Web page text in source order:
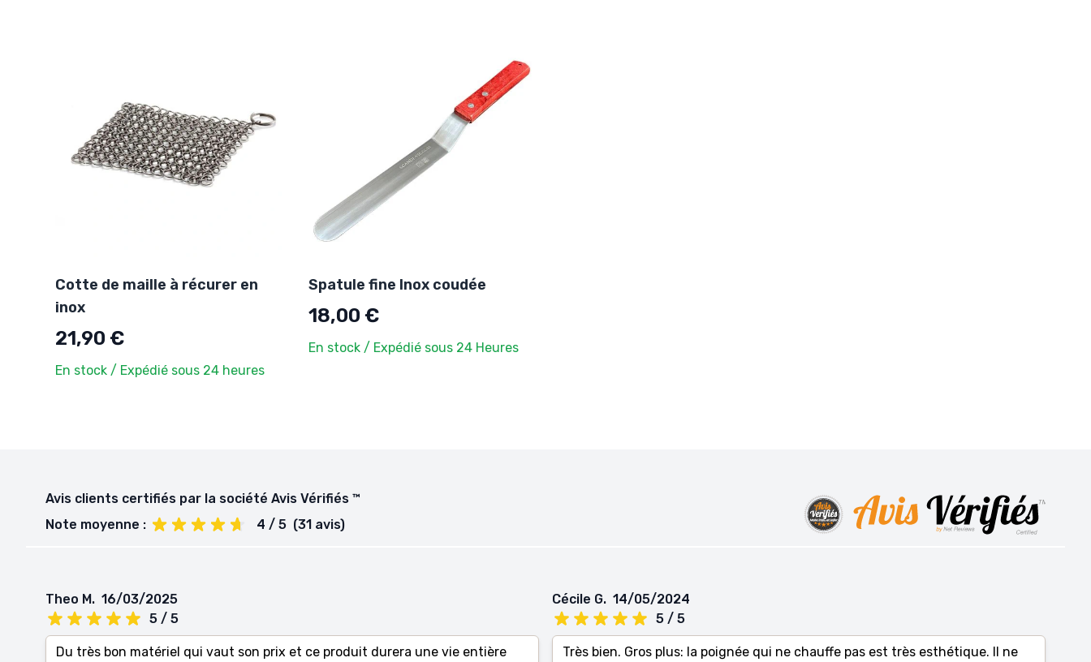
Cotte de maille à récurer en
inox
21,90 €
En stock / Expédié sous 24 heures
Spatule fine Inox coudée
18,00 €
En stock / Expédié sous 24 Heures
Avis clients certifiés par la société Avis Vérifiés ™
Note moyenne :
4 / 5 (31 avis)
Theo M. 16/03/2025
5 / 5
Du très bon matériel qui vaut son prix et ce produit durera une vie entière
Cécile G. 14/05/2024
5 / 5
Très bien. Gros plus: la poignée qui ne chauffe pas est très esthétique. Il ne